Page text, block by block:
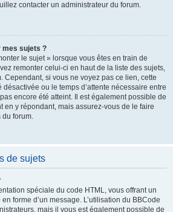
contacter un administrateur du forum.
mes sujets ?
le sujet » lorsque vous êtes en train de
remonter celui-ci en haut de la liste des sujets,
Cependant, si vous ne voyez pas ce lien, cette
ou le temps d’attente nécessaire entre
encore été atteint. Il est également possible de
en y répondant, mais assurez-vous de le faire
du forum.
de sujets
spéciale du code HTML, vous offrant un
forme d’un message. L’utilisation du BBCode
mais il vous est également possible de